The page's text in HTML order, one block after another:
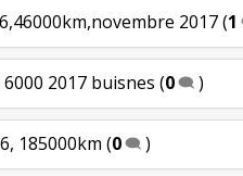
2017(1
2017 buisnes (0 )
185000km (0 )